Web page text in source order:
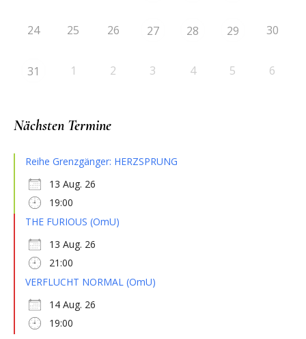
24 25 26 27 28 29 30
31 1 2 3 4 5 6
Nächsten Termine
Reihe Grenzgänger: HERZSPRUNG
13 Aug. 26
19:00
THE FURIOUS (OmU)
13 Aug. 26
21:00
VERFLUCHT NORMAL (OmU)
14 Aug. 26
19:00